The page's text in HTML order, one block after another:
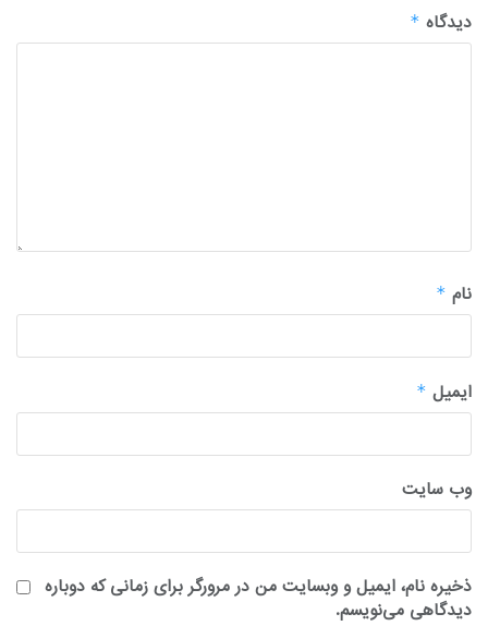
دیدگاه *
نام *
ایمیل *
وب‌ سایت
ذخیره نام، ایمیل و وبسایت من در مرورگر برای زمانی که دوباره
دیدگاهی می‌نویسم.